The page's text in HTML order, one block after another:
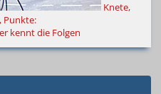
Knete,
Punkte:
kennt die Folgen